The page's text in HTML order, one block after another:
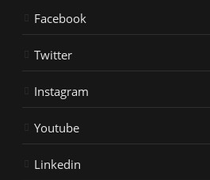
Facebook
Twitter
Instagram
Youtube
Linkedin